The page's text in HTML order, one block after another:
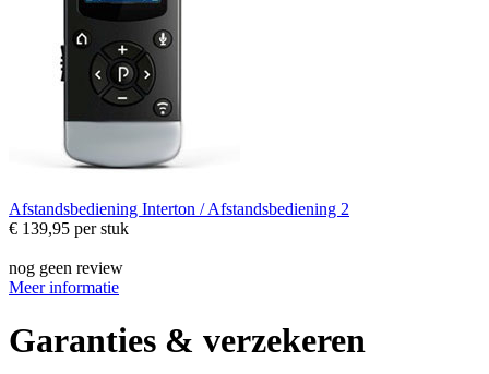
Afstandsbediening Interton / Afstandsbediening 2
€ 139,95 per stuk
nog geen review
Meer informatie
Garanties & verzekeren